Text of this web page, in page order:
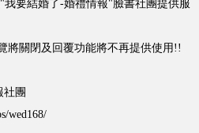
要結婚了-婚禮情報"臉書社團提供服
將關閉及回覆功能將不再提供使用!!
社團
wed168/